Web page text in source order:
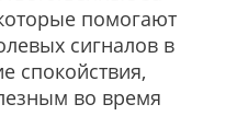
помогают
сигналов в
спокойствия,
во время